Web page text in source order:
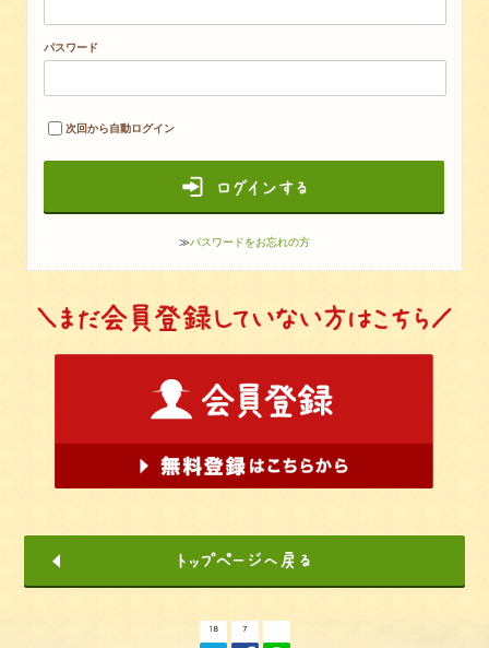
パスワード
次回から自動ログイン
≫パスワードをお忘れの方